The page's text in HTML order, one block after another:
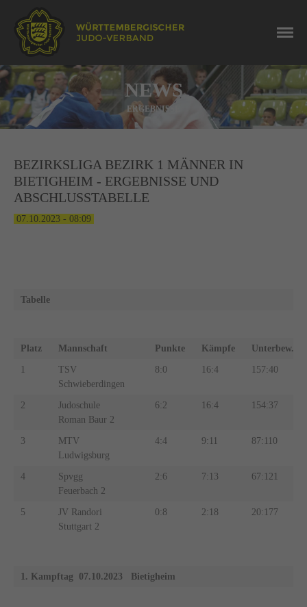
NEWS
ERGEBNISSE
BEZIRKSLIGA BEZIRK 1 MÄNNER IN
BIETIGHEIM - ERGEBNISSE UND
ABSCHLUSSTABELLE
07.10.2023 - 08:09
Tabelle
Platz Mannschaft Punkte Kämpfe Unterbew.
1
TSV
Schwieberdingen
8:0 16:4 157:40
2
Judoschule
Roman Baur 2
6:2 16:4 154:37
3
MTV
Ludwigsburg
4:4 9:11 87:110
4
Spvgg
Feuerbach 2
2:6 7:13 67:121
5
JV Randori
Stuttgart 2
0:8 2:18 20:177
1. Kampftag 07.10.2023 Bietigheim